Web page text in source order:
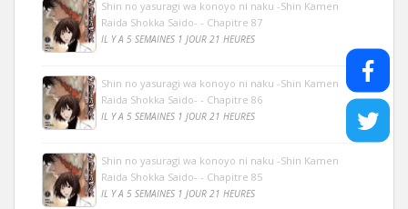
Shin no yasuragi wa konoyo ni naku -Shin Kamen
Raida Shokka Saido- - Chapitre 87
IL Y A 5 SEMAINES 1 JOUR 21 HEURES
Shin no yasuragi wa konoyo ni naku -Shin Kamen
Raida Shokka Saido- - Chapitre 86
IL Y A 5 SEMAINES 1 JOUR 21 HEURES
Shin no yasuragi wa konoyo ni naku -Shin Kamen
Raida Shokka Saido- - Chapitre 85
IL Y A 5 SEMAINES 1 JOUR 21 HEURES